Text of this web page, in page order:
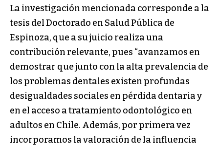
La investigación mencionada corresponde a la
tesis del Doctorado en Salud Pública de
Espinoza, que a su juicio realiza una
contribución relevante, pues “avanzamos en
demostrar que junto con la alta prevalencia de
los problemas dentales existen profundas
desigualdades sociales en pérdida dentaria y
en el acceso a tratamiento odontológico en
adultos en Chile. Además, por primera vez
incorporamos la valoración de la influencia